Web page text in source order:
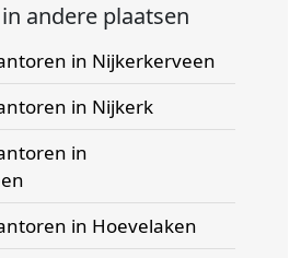
andere plaatsen
in Nijkerkerveen
in Nijkerk
in
in Hoevelaken